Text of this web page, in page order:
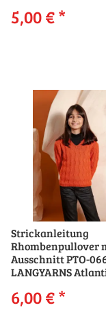
5,00 €*
Strickanleitung
Rhombenpullover
Ausschnitt PTO-
LANGYARNS
6,00 €*